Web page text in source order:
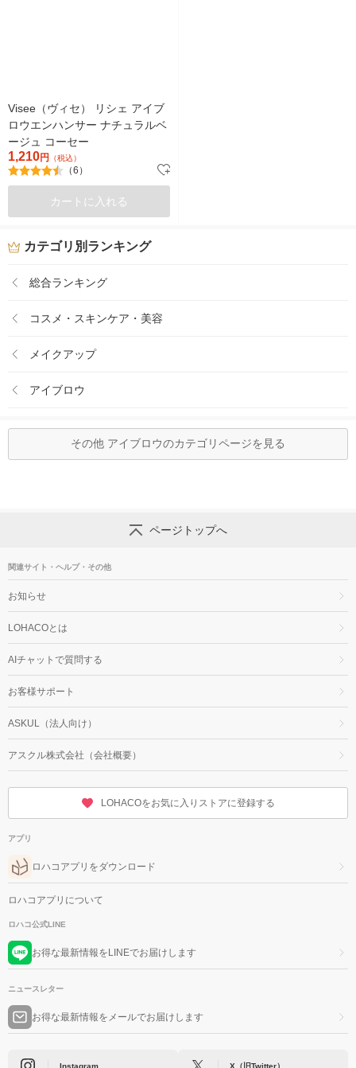
Visee（ヴィセ） リシェ アイブ
ロウエンハンサー ナチュラルベ
ージュ コーセー
1,210円 （税込）
（6）
カートに入れる
カテゴリ別ランキング
総合ランキング
コスメ・スキンケア・美容
メイクアップ
アイブロウ
その他 アイブロウのカテゴリページを見る
ページトップへ
関連サイト・ヘルプ・その他
お知らせ
LOHACOとは
AIチャットで質問する
お客様サポート
ASKUL（法人向け）
アスクル株式会社（会社概要）
LOHACOをお気に入りストアに登録する
アプリ
ロハコアプリをダウンロード
ロハコアプリについて
ロハコ公式LINE
お得な最新情報をLINEでお届けします
ニュースレター
お得な最新情報をメールでお届けします
Instagram X（旧Twitter）